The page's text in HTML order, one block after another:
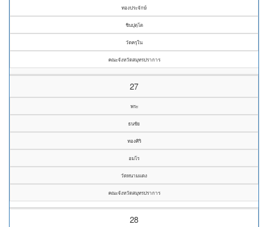
ทองประจักษ์
ชินปุตฺโต
วัดครุใน
คณะจังหวัดสมุทรปราการ
27
พระ
ธนชัย
ทองศิริ
อมโร
วัดหนามแดง
คณะจังหวัดสมุทรปราการ
28